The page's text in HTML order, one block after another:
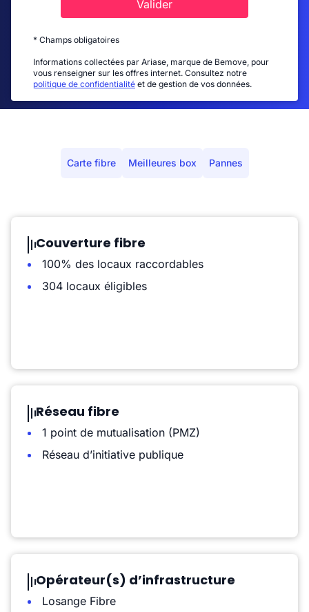
Valider
* Champs obligatoires
Informations collectées par Ariase, marque de Bemove, pour
vous renseigner sur les offres internet. Consultez notre
politique de confidentialité et de gestion de vos données.
Carte fibre Meilleures box Pannes
Couverture fibre
100% des locaux raccordables
304 locaux éligibles
Réseau fibre
1 point de mutualisation (PMZ)
Réseau d’initiative publique
Opérateur(s) d’infrastructure
Losange Fibre